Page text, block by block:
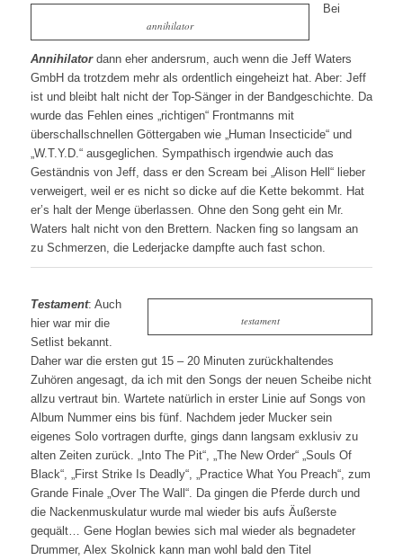
annihilator
Bei
Annihilatordann eher andersrum, auch wenn die Jeff Waters
GmbH da trotzdem mehr als ordentlich eingeheizt hat. Aber: Jeff
ist und bleibt halt nicht der Top-Sänger in der Bandgeschichte. Da
wurde das Fehlen eines „richtigen“ Frontmanns mit
überschallschnellen Göttergaben wie „Human Insecticide“ und
„W.T.Y.D.“ ausgeglichen. Sympathisch irgendwie auch das
Geständnis von Jeff, dass er den Scream bei „Alison Hell“ lieber
verweigert, weil er es nicht so dicke auf die Kette bekommt. Hat
er’s halt der Menge überlassen. Ohne den Song geht ein Mr.
Waters halt nicht von den Brettern. Nacken fing so langsam an
zu Schmerzen, die Lederjacke dampfte auch fast schon.
testament
Testament: Auch
hier war mir die
Setlist bekannt.
Daher war die ersten gut 15 – 20 Minuten zurückhaltendes
Zuhören angesagt, da ich mit den Songs der neuen Scheibe nicht
allzu vertraut bin. Wartete natürlich in erster Linie auf Songs von
Album Nummer eins bis fünf. Nachdem jeder Mucker sein
eigenes Solo vortragen durfte, gings dann langsam exklusiv zu
alten Zeiten zurück. „Into The Pit“, „The New Order“ „Souls Of
Black“, „First Strike Is Deadly“, „Practice What You Preach“, zum
Grande Finale „Over The Wall“. Da gingen die Pferde durch und
die Nackenmuskulatur wurde mal wieder bis aufs Äußerste
gequält… Gene Hoglan bewies sich mal wieder als begnadeter
Drummer, Alex Skolnick kann man wohl bald den Titel